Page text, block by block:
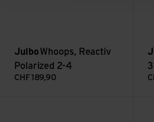
JulboWhoops, Reactiv
Polarized 2-4
CHF 189,90